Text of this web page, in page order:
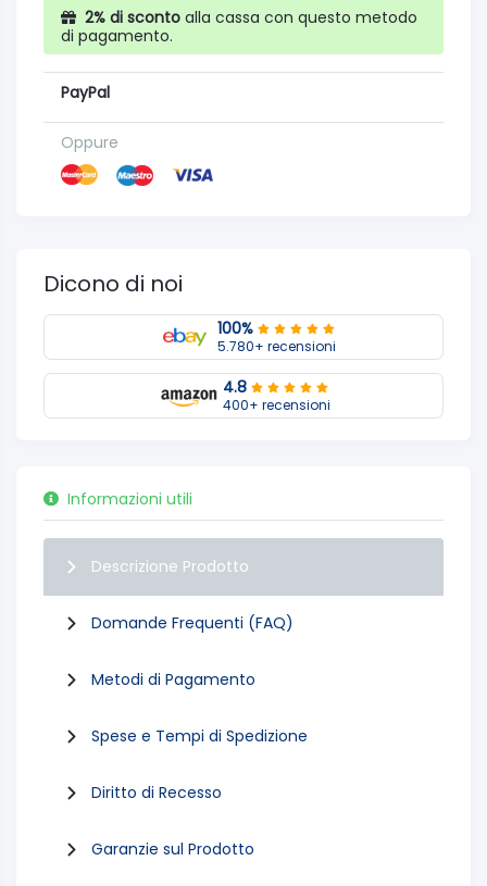
2% di sconto alla cassa con questo metodo
di pagamento.
PayPal
Oppure
Dicono di noi
100%
5.780+ recensioni
4.8
400+ recensioni
Informazioni utili
Descrizione Prodotto
Domande Frequenti (FAQ)
Metodi di Pagamento
Spese e Tempi di Spedizione
Diritto di Recesso
Garanzie sul Prodotto